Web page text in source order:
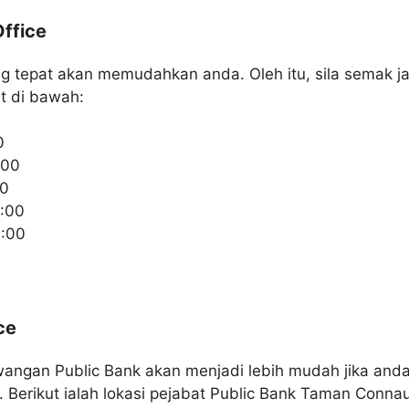
tepat akan memudahkan anda. Oleh itu, sila semak
di bawah:
Public Bank akan menjadi lebih mudah jika
ialah lokasi pejabat Public Bank Taman